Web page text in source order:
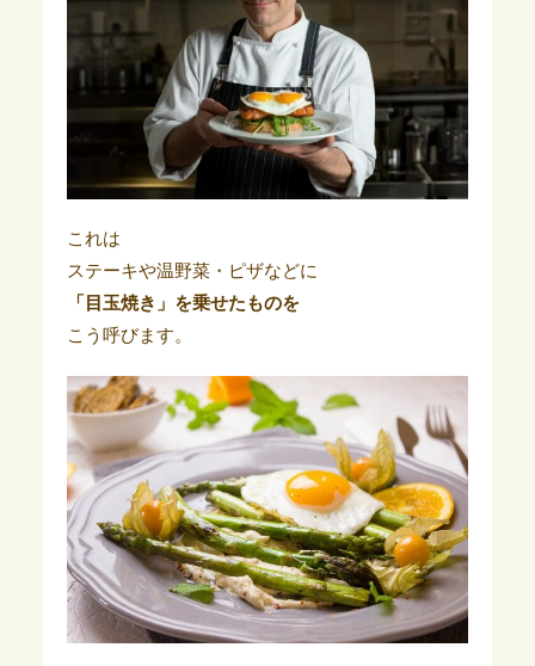
これは
ステーキや温野菜・ピザなどに
「目玉焼き」を乗せたものを
こう呼びます。